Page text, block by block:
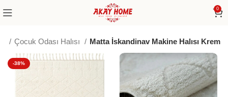
0
Çocuk Odası Halısı Matta İskandinav Makine Halısı Krem
-38%